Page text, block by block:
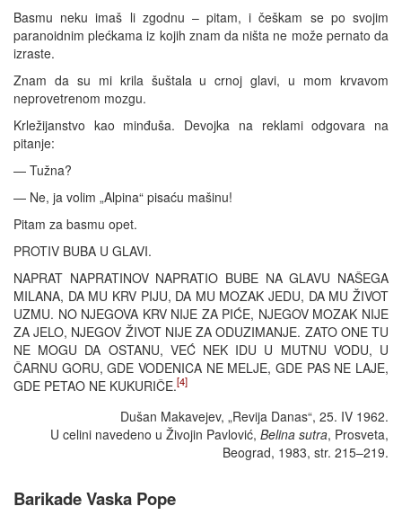
Basmu neku imaš li zgodnu – pitam, i češkam se po svojim
paranoidnim plećkama iz kojih znam da ništa ne može pernato da
izraste.
Znam da su mi krila šuštala u crnoj glavi, u mom krvavom
neprovetrenom mozgu.
Krležijanstvo kao minđuša. Devojka na reklami odgovara na
pitanje:
— Tužna?
— Ne, ja volim „Alpina“ pisaću mašinu!
Pitam za basmu opet.
PROTIV BUBA U GLAVI.
NAPRAT NAPRATINOV NAPRATIO BUBE NA GLAVU NAŠEGA
MILANA, DA MU KRV PIJU, DA MU MOZAK JEDU, DA MU ŽIVOT
UZMU. NO NJEGOVA KRV NIJE ZA PIĆE, NJEGOV MOZAK NIJE
ZA JELO, NJEGOV ŽIVOT NIJE ZA ODUZIMANJE. ZATO ONE TU
NE MOGU DA OSTANU, VEĆ NEK IDU U MUTNU VODU, U
ČARNU GORU, GDE VODENICA NE MELJE, GDE PAS NE LAJE,
GDE PETAO NE KUKURIČE.[4]
Dušan Makavejev, „Revija Danas“, 25. IV 1962.
U celini navedeno u Živojin Pavlović, Belina sutra, Prosveta,
Beograd, 1983, str. 215–219.
Barikade Vaska Pope